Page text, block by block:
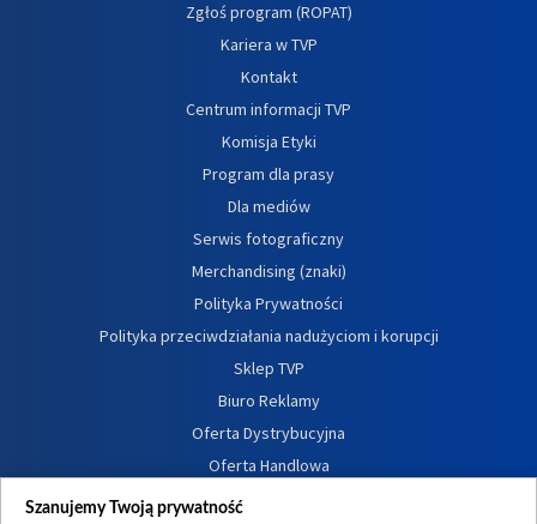
Zgłoś program (ROPAT)
Kariera w TVP
Kontakt
Centrum informacji TVP
Komisja Etyki
Program dla prasy
Dla mediów
Serwis fotograficzny
Merchandising (znaki)
Polityka Prywatności
Polityka przeciwdziałania nadużyciom i korupcji
Sklep TVP
Biuro Reklamy
Oferta Dystrybucyjna
Oferta Handlowa
Dostępność
Szanujemy Twoją prywatność